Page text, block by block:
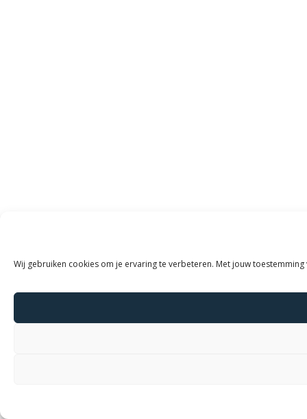
Wij gebruiken cookies om je ervaring te verbeteren. Met jouw